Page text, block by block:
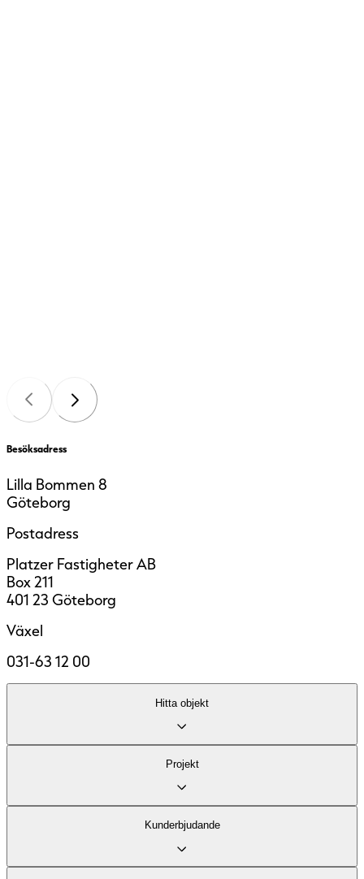
Besöksadress
Lilla Bommen 8
Göteborg
Postadress
Platzer Fastigheter AB
Box 211
401 23 Göteborg
Växel
031-63 12 00
Hitta objekt
Fastigheter
Projekt
Stadsutveckling
Kund­erbjudande